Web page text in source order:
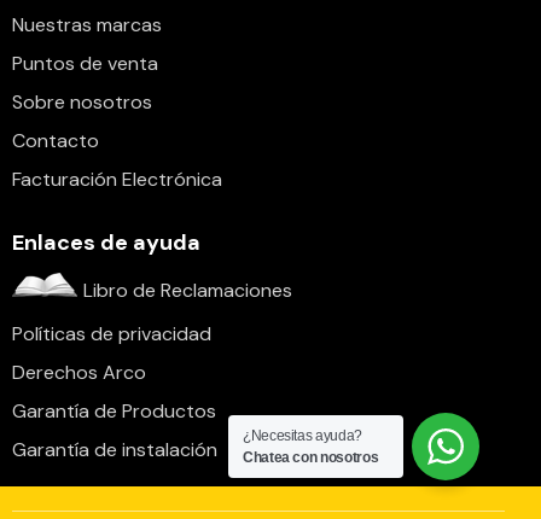
Nuestras marcas
Puntos de venta
Sobre nosotros
Contacto
Facturación Electrónica
Enlaces de ayuda
Libro de Reclamaciones
Políticas de privacidad
Derechos Arco
Garantía de Productos
Garantía de instalación
¿Necesitas ayuda?
Chatea con nosotros